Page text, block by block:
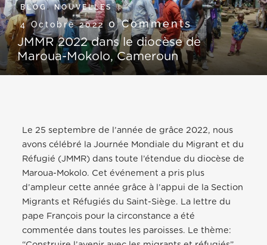
BLOG,NOUVELLES
4 Octobre 20220 Comments
JMMR 2022 dans le diocèse de
Maroua-Mokolo, Cameroun
Le 25 septembre de l’année de grâce 2022, nous
avons célébré la Journée Mondiale du Migrant et du
Réfugié (JMMR) dans toute l’étendue du diocèse de
Maroua-Mokolo. Cet événement a pris plus
d’ampleur cette année grâce à l’appui de la Section
Migrants et Réfugiés du Saint-Siège. La lettre du
pape François pour la circonstance a été
commentée dans toutes les paroisses. Le thème: